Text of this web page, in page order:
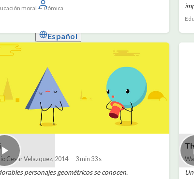
Conectarse
Español
moral — Cómica
Cesar Velazquez, 2014— 3 min 33 s
personajes geométricos se conocen.